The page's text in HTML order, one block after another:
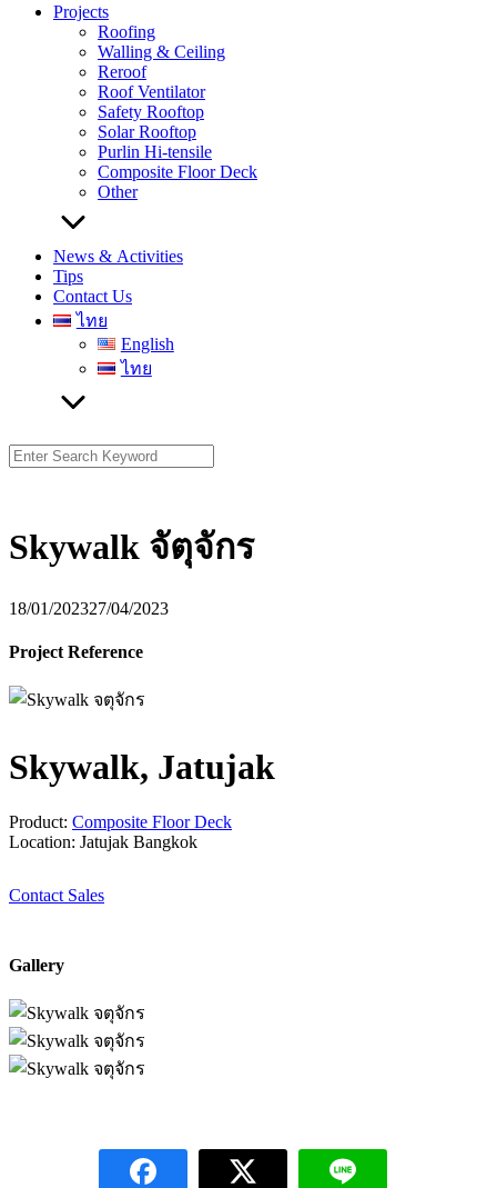
Projects
Roofing
Walling & Ceiling
Reroof
Roof Ventilator
Safety Rooftop
Solar Rooftop
Purlin Hi-tensile
Composite Floor Deck
Other
News & Activities
Tips
Contact Us
ไทย
English
ไทย
Search
for:
Skywalk จัตุจักร
18/01/202327/04/2023
Project Reference
Skywalk, Jatujak
Product: Composite Floor Deck
Location: Jatujak Bangkok
Contact Sales
Gallery